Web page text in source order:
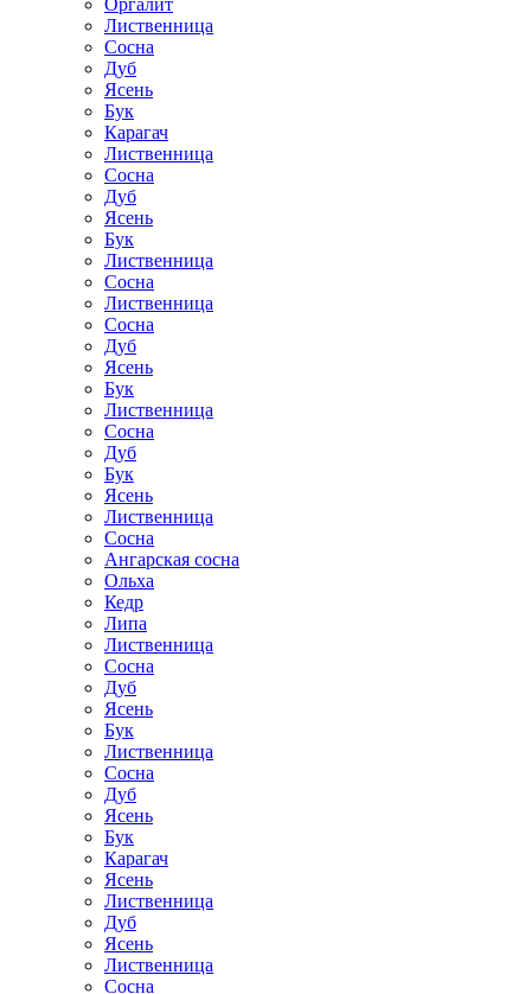
Оргалит
Лиственница
Сосна
Дуб
Ясень
Бук
Карагач
Лиственница
Сосна
Дуб
Ясень
Бук
Лиственница
Сосна
Лиственница
Сосна
Дуб
Ясень
Бук
Лиственница
Сосна
Дуб
Бук
Ясень
Лиственница
Сосна
Ангарская сосна
Ольха
Кедр
Липа
Лиственница
Сосна
Дуб
Ясень
Бук
Лиственница
Сосна
Дуб
Ясень
Бук
Карагач
Ясень
Лиственница
Дуб
Ясень
Лиственница
Сосна